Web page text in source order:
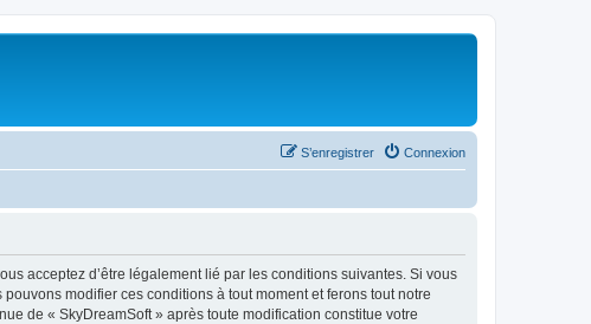
Connexion
S’enregistrer
acceptez d’être légalement lié par les conditions suivantes. Si vous
modifier ces conditions à tout moment et ferons tout notre
de « SkyDreamSoft » après toute modification constitue votre